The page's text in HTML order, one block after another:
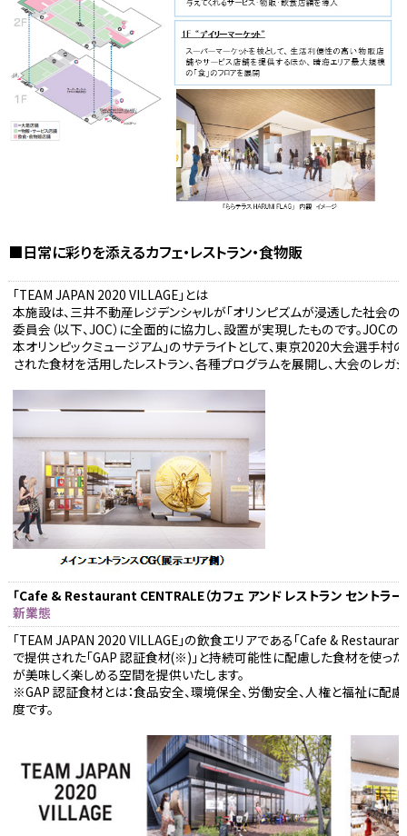
■日常に彩りを添えるカフェ・レストラン・食物販
「TEAM JAPAN 2020 VILLAGE」とは
本施設は、三井不動産レジデンシャルが「オリンピズムが浸透した社会
委員会（以下、JOC）に全面的に協力し、設置が実現したものです。JOCの
本オリンピックミュージアム」のサテライトとして、東京2020大会選手
された食材を活用したレストラン、各種プログラムを展開し、大会のレガ
「Cafe & Restaurant CENTRALE（カフェ アンド レストラン セントラー
新業態
「TEAM JAPAN 2020 VILLAGE」の飲食エリアである「Cafe &
で提供された「GAP 認証食材(※)」と持続可能性に配慮した食材を使っ
が美味しく楽しめる空間を提供いたします。
※GAP 認証食材とは：食品安全、環境保全、労働安全、人権と福祉に配
度です。